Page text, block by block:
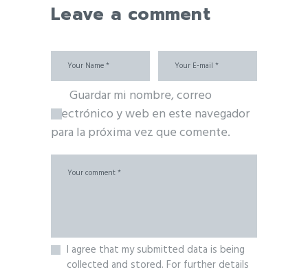
Leave a comment
Guardar mi nombre, correo
electrónico y web en este navegador
para la próxima vez que comente.
I agree that my submitted data is being
collected and stored. For further details